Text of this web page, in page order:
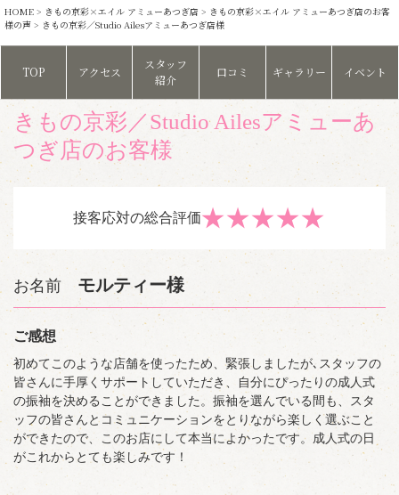
HOME > きもの京彩×エイル アミューあつぎ店 > きもの京彩×エイル アミューあつぎ店のお客
様の声 > きもの京彩／Studio Ailesアミューあつぎ店様
TOP アクセス
スタッフ
紹介
口コミ ギャラリー イベント
きもの京彩／Studio Ailesアミューあ
つぎ店のお客様
接客応対の総合評価 ★
★
★
★
★
お名前 モルティー様
ご感想
初めてこのような店舗を使ったため、緊張しましたが､スタッフの
皆さんに手厚くサポートしていただき、自分にぴったりの成人式
の振袖を決めることができました。振袖を選んでいる間も、スタ
ッフの皆さんとコミュニケーションをとりながら楽しく選ぶこと
ができたので、このお店にして本当によかったです。成人式の日
がこれからとても楽しみです！